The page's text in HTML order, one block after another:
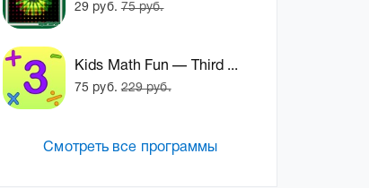
29 руб. 75 руб.
Kids Math Fun — Third ...
75 руб. 229 руб.
Смотреть все программы